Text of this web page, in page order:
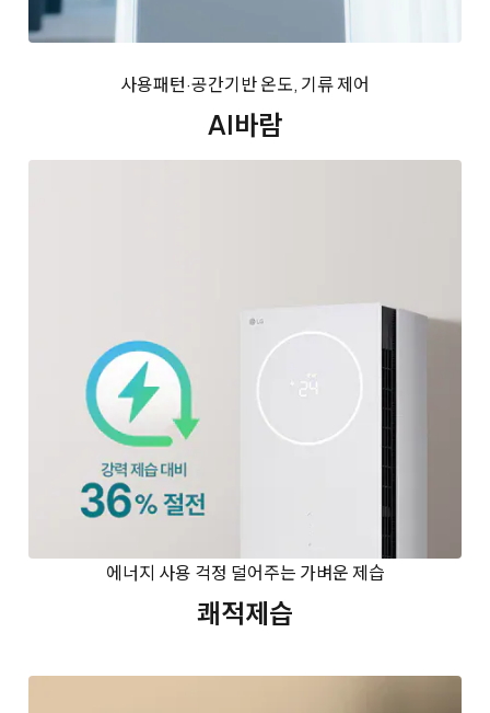
사용패턴·공간기반 온도, 기류 제어
AI바람
에너지 사용 걱정 덜어주는 가벼운 제습
쾌적제습